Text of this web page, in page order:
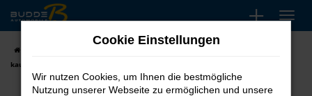
Zum
Hauptinhalt
springen
Škoda Tageszulassung für Lippstadt
kaufen, leasen, finanzieren
Cookie Einstellungen
Wir nutzen Cookies, um Ihnen die bestmögliche
Nutzung unserer Webseite zu ermöglichen und unsere